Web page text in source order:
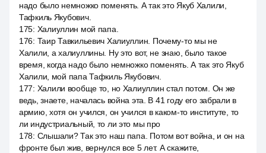
надо было немножко поменять. А так это Якуб Халили,
Тафкиль Якубович.
175: Халиуллин мой папа.
176: Таир Тавкильевич Халиуллин. Почему-то мы не
Халили, а халиуллины. Ну это вот, не знаю, было такое
время, когда надо было немножко поменять. А так это Якуб
Халили, мой папа Тафкиль Якубович.
177: Халили вообще то, но Халиуллин стал потом. Он же
ведь, знаете, началась война эта. В 41 году его забрали в
армию, хотя он учился, он учился в каком-то институте, то
ли индустриальный, то ли это мы про
178: Слышали? Так это наш папа. Потом вот война, и он на
фронте был жив, вернулся все 5 лет. А скажите,